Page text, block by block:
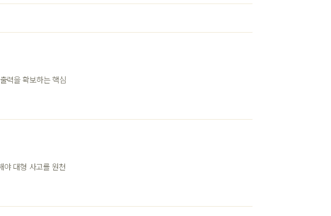
력을 확보하는 핵심
야 대형 사고를 원천